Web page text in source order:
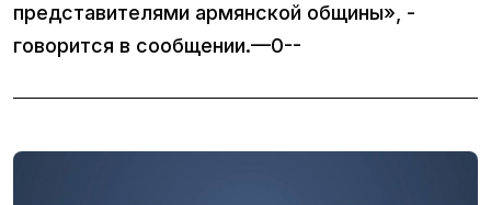
представителями армянской общины», -
говорится в сообщении.—0--